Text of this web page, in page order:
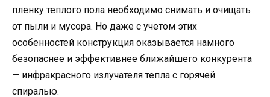
пленку теплого пола необходимо снимать и очищать
от пыли и мусора. Но даже с учетом этих
особенностей конструкция оказывается намного
безопаснее и эффективнее ближайшего конкурента
— инфракрасного излучателя тепла с горячей
спиралью.